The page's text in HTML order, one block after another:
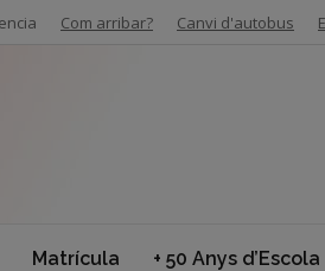
Com arribar? Canvi d'autobus
Matrícula + 50 Anys d’Escola